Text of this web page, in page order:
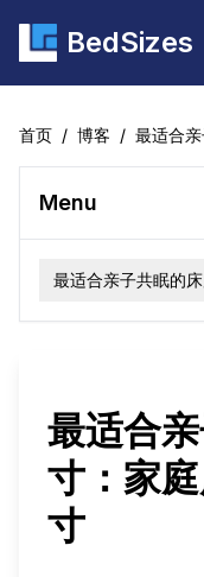
BedSizes
首页 / 博客 / 最适合
Menu
最适合亲子共眠的
最适合
寸：家
寸